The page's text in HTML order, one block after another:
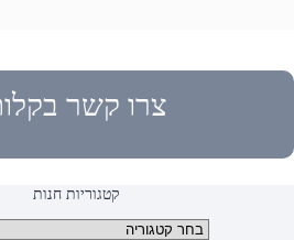
צרו קשר
קטגוריות חנות